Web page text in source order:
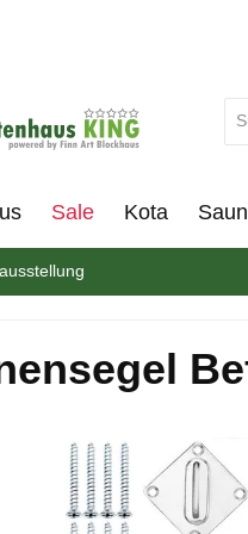
Sale Kota
überspringen